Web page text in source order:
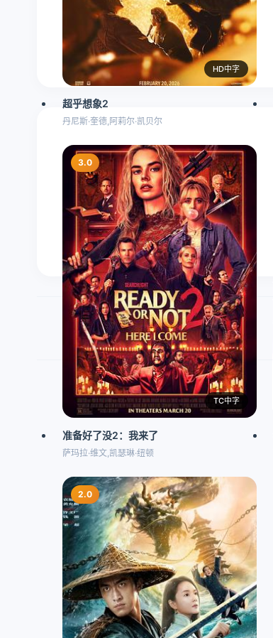
HD中字
超乎想象2
丹尼斯·奎德,阿莉尔·凯贝尔
3.0
TC中字
准备好了没2：我来了
萨玛拉·维文,凯瑟琳·纽顿
2.0